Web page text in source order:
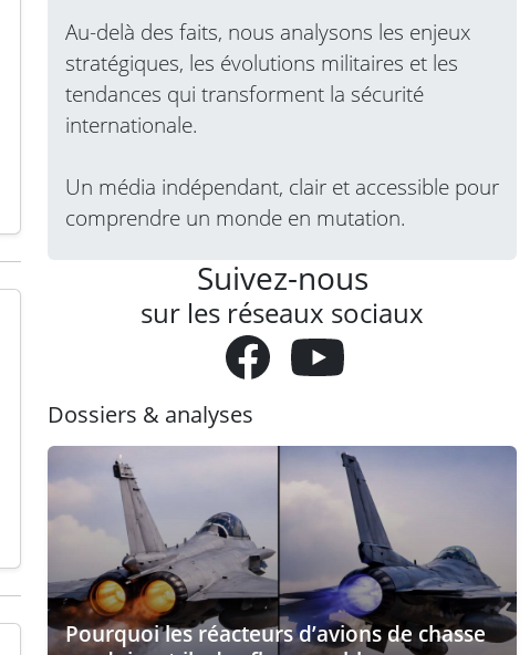
Au-delà des faits, nous analysons les enjeux
stratégiques, les évolutions militaires et les
tendances qui transforment la sécurité
internationale.
Un média indépendant, clair et accessible pour
comprendre un monde en mutation.
Suivez-nous
sur les réseaux sociaux
Dossiers & analyses
Pourquoi les réacteurs d’avions de chasse